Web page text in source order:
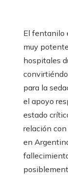
El fentanilo
muy
hospitales
para la
el apoyo
estado
relación
en